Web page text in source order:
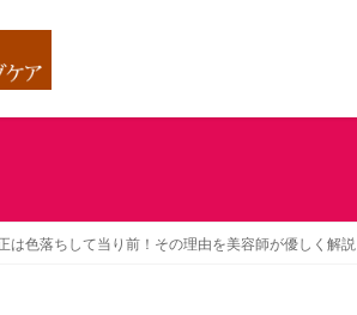
は色落ちして当り前！その理由を美容師が優しく解説